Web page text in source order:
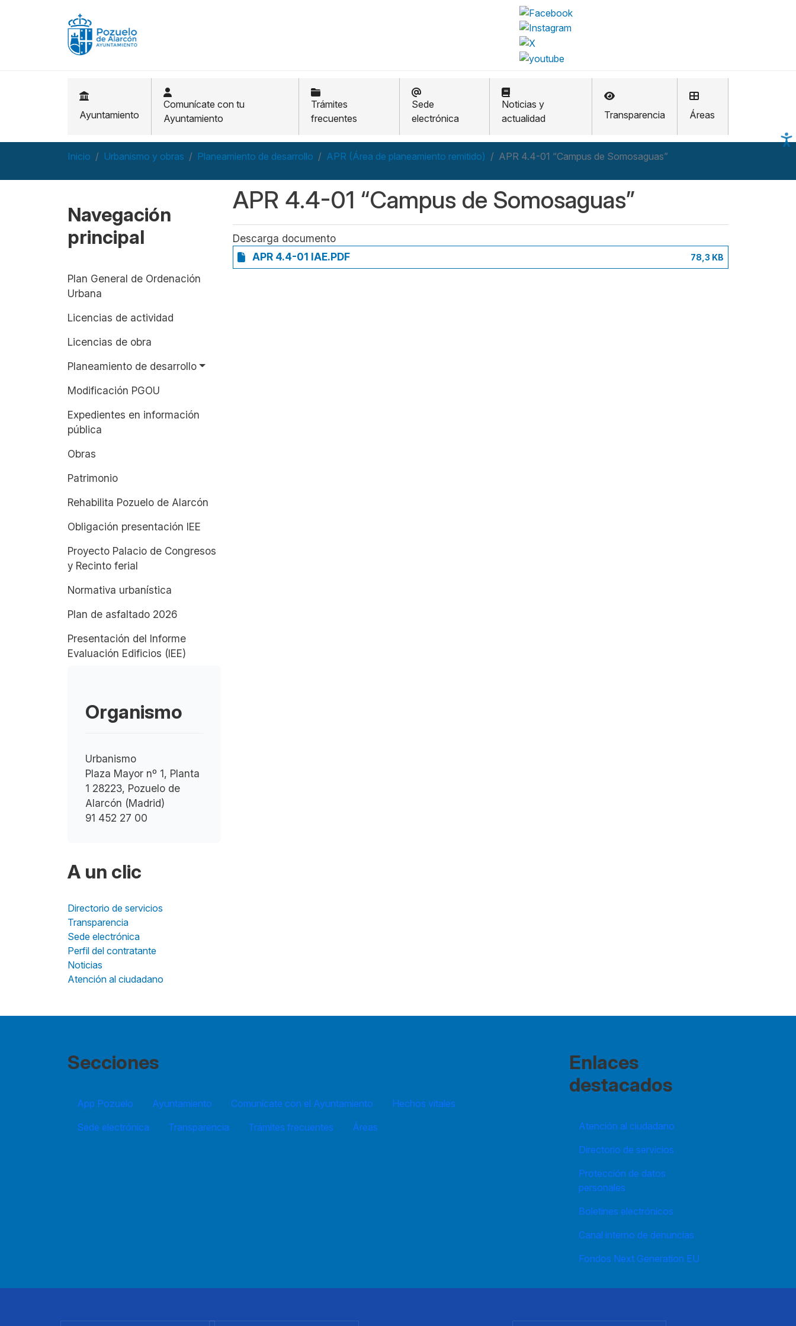
Ayuntamiento
Comunícate con tu
Ayuntamiento
Trámites
frecuentes
Sede
electrónica
Noticias y
actualidad
Transparencia Áreas
Inicio Urbanismo y obras Planeamiento de desarrollo APR (Área de planeamiento remitido) APR 4.4-01 “Campus de Somosaguas”
Navegación
principal
Plan General de Ordenación
Urbana
Licencias de actividad
Licencias de obra
Planeamiento de desarrollo
Modificación PGOU
Expedientes en información
pública
Obras
Patrimonio
Rehabilita Pozuelo de Alarcón
Obligación presentación IEE
Proyecto Palacio de Congresos
y Recinto ferial
Normativa urbanística
Plan de asfaltado 2026
Presentación del Informe
Evaluación Edificios (IEE)
Organismo
Urbanismo
Plaza Mayor nº 1, Planta
1 28223, Pozuelo de
Alarcón (Madrid)
91 452 27 00
APR 4.4-01 “Campus de Somosaguas”
Descarga documento
APR 4.4-01 IAE.PDF
78,3 KB
A un clic
Directorio de servicios
Transparencia
Sede electrónica
Perfil del contratante
Noticias
Atención al ciudadano
Secciones
App Pozuelo Ayuntamiento Comunícate con el Ayuntamiento
Hechos vitales
Sede electrónica
Transparencia Trámites frecuentes Áreas
Enlaces
destacados
Atención al ciudadano
Directorio de servicios
Protección de datos
personales
Boletines electrónicos
Canal interno de denuncias
Fondos Next Generation EU